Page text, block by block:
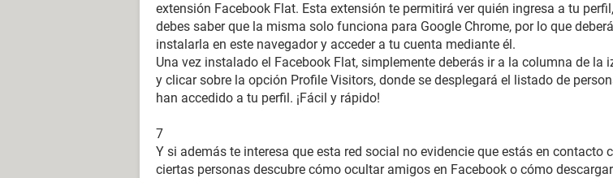
extensión Facebook Flat. Esta extensión te permitirá ver quién ingresa a tu
debes saber que la misma solo funciona para Google Chrome, por lo que
instalarla en este navegador y acceder a tu cuenta mediante él.
Una vez instalado el Facebook Flat, simplemente deberás ir a la columna de la
y clicar sobre la opción Profile Visitors, donde se desplegará el listado de
han accedido a tu perfil. ¡Fácil y rápido!
7
Y si además te interesa que esta red social no evidencie que estás en contacto
ciertas personas descubre cómo ocultar amigos en Facebook o cómo